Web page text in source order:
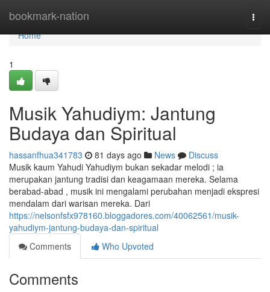
bookmark-nation
Home
Home
1
Musik Yahudiym: Jantung
Budaya dan Spiritual
hassanfhua341783 81 days ago News
Discuss
Musik kaum Yahudi Yahudiym bukan sekadar melodi ; ia
merupakan jantung tradisi dan keagamaan mereka. Selama
berabad-abad , musik ini mengalami perubahan menjadi ekspresi
mendalam dari warisan mereka. Dari
https://nelsonfsfx978160.bloggadores.com/40062561/musik-
yahudiym-jantung-budaya-dan-spiritual
Comments
Who Upvoted
Comments